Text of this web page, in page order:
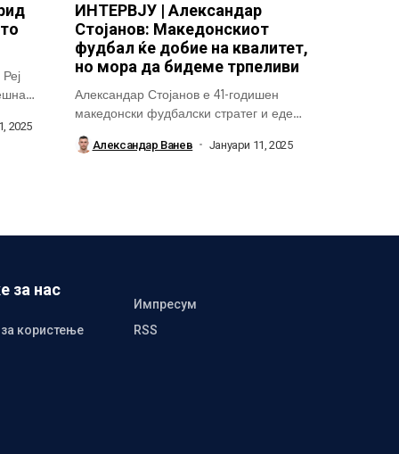
2025
ИНТЕРВЈУ | Александар
Стојанов: Македонскиот
фудбал ќе добие на квалитет,
но мора да бидеме трпеливи
Александар Стојанов е 41-годишен
македонски фудбалски стратег и еден
Александар Ванев Јануари 11, 2025
за нас
Импресум
користење
RSS